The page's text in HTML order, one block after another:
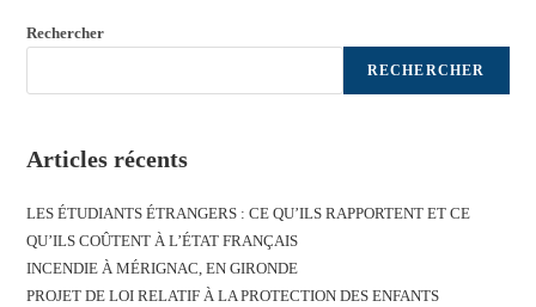
Rechercher
RECHERCHER
Articles récents
LES ÉTUDIANTS ÉTRANGERS : CE QU’ILS RAPPORTENT ET CE
QU’ILS COÛTENT À L’ÉTAT FRANÇAIS
INCENDIE À MÉRIGNAC, EN GIRONDE
PROJET DE LOI RELATIF À LA PROTECTION DES ENFANTS